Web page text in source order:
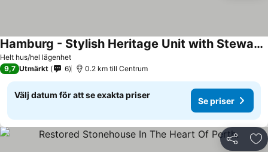
Helt hus/hel lägenhet
Hamburg - Stylish Heritage Unit with Stewart Park View
9,7 Utmärkt 6 0.2 km till Centrum
Välj datum för att se exakta priser
Se priser
Dela